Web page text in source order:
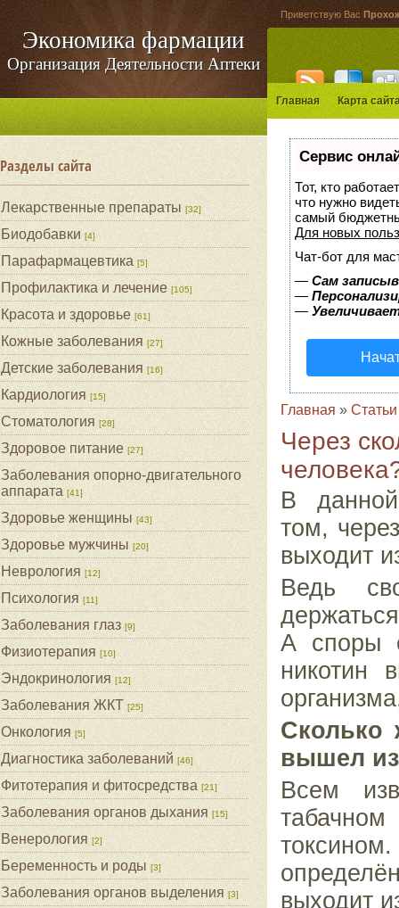
Экономика фармации
Организация Деятельности Аптеки
Разделы сайта
Лекарственные препараты [32]
Биодобавки [4]
Парафармацевтика [5]
Профилактика и лечение [105]
Красота и здоровье [61]
Кожные заболевания [27]
Детские заболевания [16]
Кардиология [15]
Стоматология [28]
Здоровое питание [27]
Заболевания опорно-двигательного
аппарата [41]
Здоровье женщины [43]
Здоровье мужчины [20]
Неврология [12]
Психология [11]
Заболевания глаз [9]
Физиотерапия [10]
Эндокринология [12]
Заболевания ЖКТ [25]
Онкология [5]
Диагностика заболеваний [46]
Фитотерапия и фитосредства [21]
Заболевания органов дыхания [15]
Венерология [2]
Беременность и роды [3]
Заболевания органов выделения [3]
Приветствую Вас
Главная Карта
Сервис
Тот, кто
что нужно
самый
Для новых
Чат-бот для
— Сам
—
—
Главная » Статьи
Через
В
том,
выходит
Ведь
А споры
никотин
Сколько
вышел
Всем
выходит